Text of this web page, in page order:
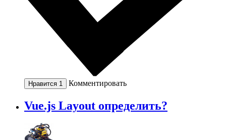
Нравится 1 Комментировать
Vue.js Layout определить?